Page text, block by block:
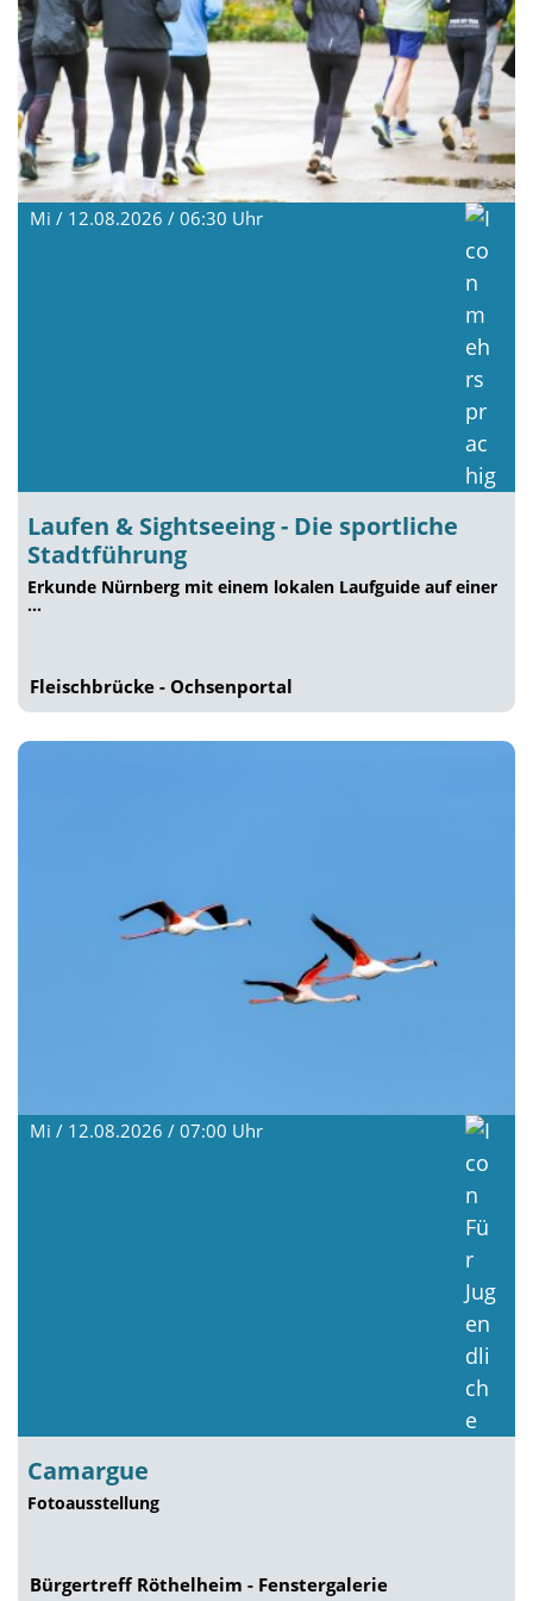
Mi / 12.08.2026 / 06:30 Uhr
Laufen & Sightseeing - Die sportliche
Stadtführung
Erkunde Nürnberg mit einem lokalen Laufguide auf einer
…
Fleischbrücke - Ochsenportal
Mi / 12.08.2026 / 07:00 Uhr
Camargue
Fotoausstellung
Bürgertreff Röthelheim - Fenstergalerie